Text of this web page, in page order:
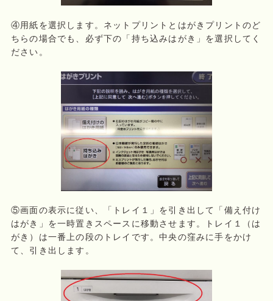
④用紙を選択します。ネットプリントとはがきプリントのど
ちらの場合でも、必ず下の「持ち込みはがき」を選択してく
ださい。
⑤画面の表示に従い、「トレイ１」を引き出して「備え付け
はがき」を一時置きスペースに移動させます。トレイ１（は
がき）は一番上の段のトレイです。中央の窪みに手をかけ
て、引き出します。